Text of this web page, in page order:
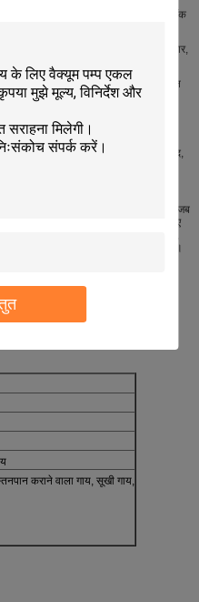
प्रेस फिट की जरूरत है, पूरे ताला और अनलॉक
गारंटी ले सकते हैं। गायों की उम्र के अनुसार,
उपज बढ़ाएं।
है। प्रत्येक सेट हेडलाक पर 2 आत्म-समापन
है।
लॉक हो सकती है, यह भी एक एकल हो सकती
के साथ सतह का उपचार करने के बाद,
है, लेकिन लचीले रूप से खुले और बंद होते हैं जब
लिए नियमित रूप से क्रियाकलाप करने के लिए
कृत्रिम निषेचन, गर्भावस्था, उपचार,
जाती है और कार्य कुशलता में सुधार होता है।
कराने वाला गाय, सूखी गाय,